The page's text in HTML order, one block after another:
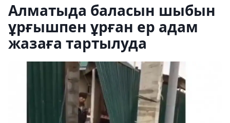
Алматыда баласын шыбын
ұрғышпен ұрған ер адам
жазаға тартылуда